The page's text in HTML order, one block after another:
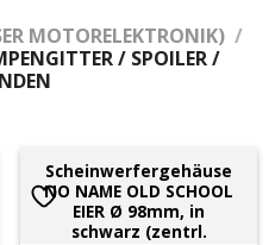
MOTORELEKTRONIK) /
/ SPOILER /
Scheinwerfergehäuse
NO NAME OLD SCHOOL
EIER Ø 98mm, in
schwarz (zentrl.